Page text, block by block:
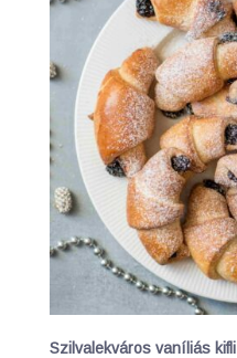
Szilvalekváros vaníliás kifli